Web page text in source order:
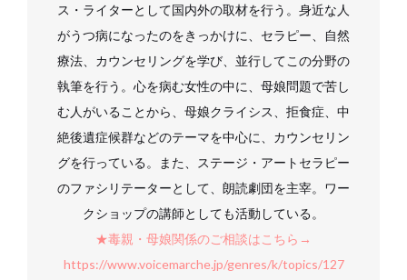
ス・ライターとして国内外の取材を行う。身近な人
がうつ病になったのをきっかけに、セラピー、自然
療法、カウンセリングを学び、並行してこの分野の
執筆を行う。心を病む女性の中に、母娘問題で苦し
む人がいることから、母娘クライシス、拒食症、中
絶後遺症候群などのテーマを中心に、カウンセリン
グを行っている。また、ステージ・アートセラピー
のファシリテーターとして、朗読劇団を主宰。ワー
クショップの講師としても活動している。
★毒親・母娘関係のご相談はこちら→
https://www.voicemarche.jp/genres/k/topics/127